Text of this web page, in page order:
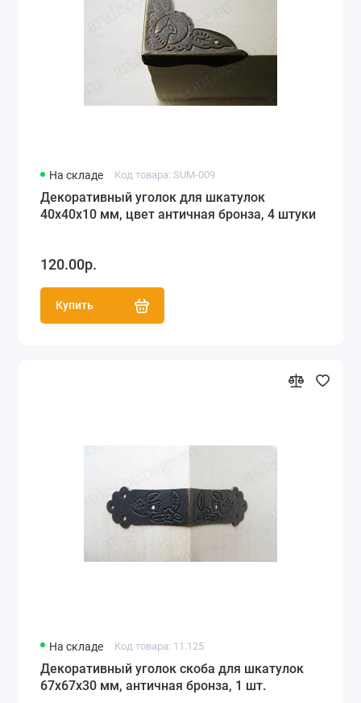
На складе Код товара: SUM-009
Декоративный уголок для шкатулок
40х40х10 мм, цвет античная бронза, 4 штуки
120.00р.
Купить
На складе Код товара: 11.125
Декоративный уголок скоба для шкатулок
67х67х30 мм, античная бронза, 1 шт.